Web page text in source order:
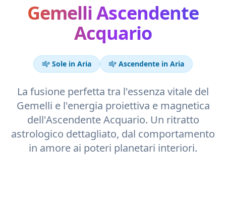
GemelliAscendente
Acquario
Sole in Aria Ascendente in Aria
La fusione perfetta tra l'essenza vitale del
Gemelli e l'energia proiettiva e magnetica
dell'AscendenteAcquario. Un ritratto
astrologico dettagliato, dal comportamento
in amore ai poteri planetari interiori.